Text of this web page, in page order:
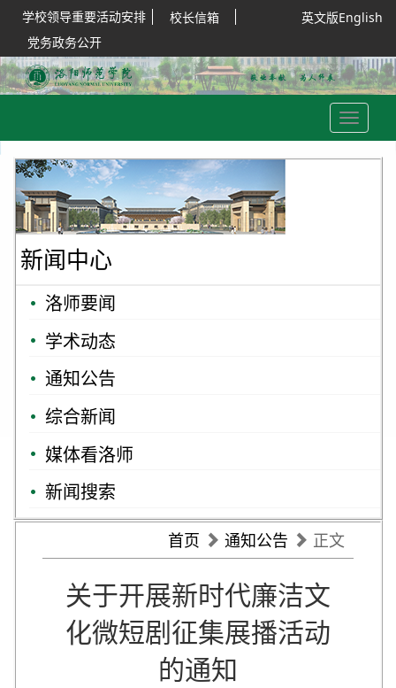
学校领导重要活动安排
校长信箱
党务政务公开
英文版English
Toggle
navigation
新闻中心
洛师要闻
学术动态
通知公告
综合新闻
媒体看洛师
新闻搜索
首页 通知公告 正文
关于开展新时代廉洁文
化微短剧征集展播活动
的通知